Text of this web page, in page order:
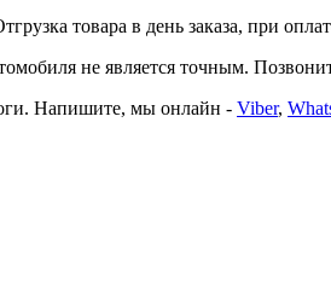
товара в день заказа, при
не является точным.
Напишите, мы онлайн - Viber,